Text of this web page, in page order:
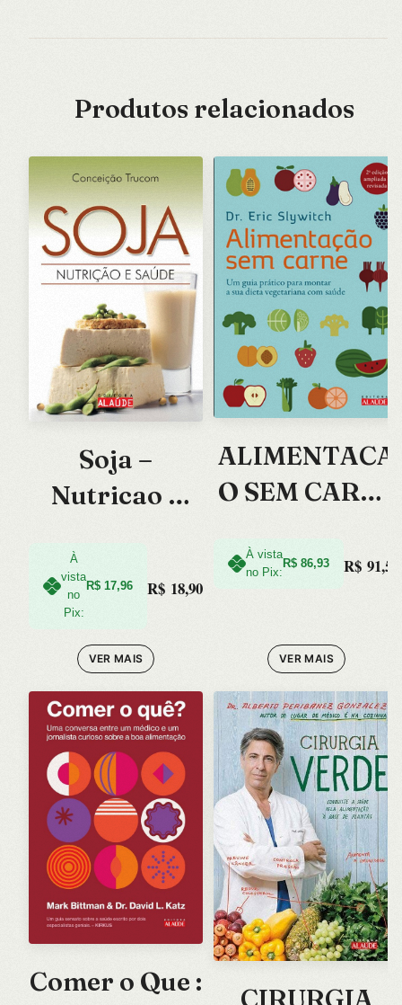
Produtos relacionados
Soja –
Nutricao e
À
vista
no
Pix:
R$ 17,96 R$ 18,90
VER MAIS
ALIMENTACA
O SEM CARNE
PRATICO
SUA DIETA
VEGETARIAN
A
À vista
no Pix:
R$ 86,93 R$ 91,50
VER MAIS
Comer o Que :
CIRURGIA